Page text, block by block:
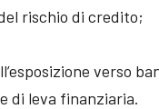
rischio di credito;
verso
di leva finanziaria.